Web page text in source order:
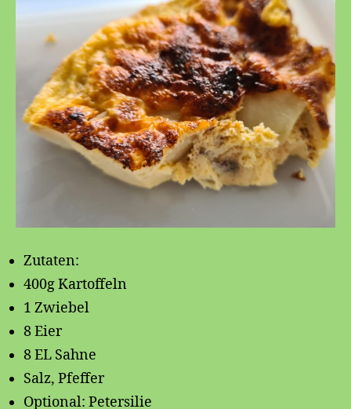
Zutaten:
400g Kartoffeln
1 Zwiebel
8 Eier
8 EL Sahne
Salz, Pfeffer
Optional: Petersilie